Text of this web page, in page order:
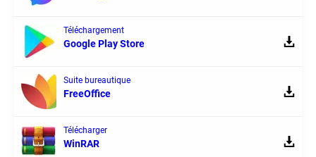
Téléchargement
Google Play Store
Suite bureautique
FreeOffice
Télécharger
WinRAR